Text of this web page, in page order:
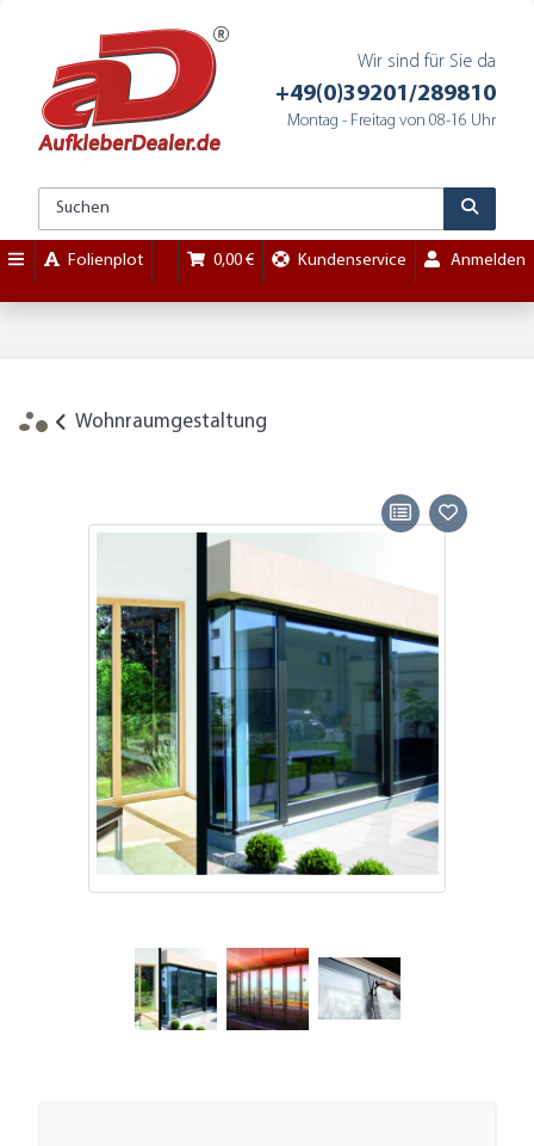
Wir sind für Sie da
+49(0)39201/289810
Montag - Freitag von 08-16 Uhr
Folienplot 0,00 € Kundenservice Anmelden
Wohnraumgestaltung